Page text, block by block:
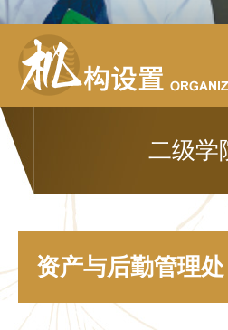
二级学
资产与后勤管理处